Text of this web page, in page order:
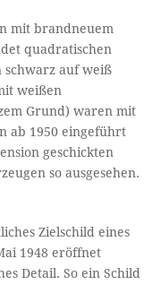
mit brandneuem
quadratischen
auf weiß
weißen
Grund) waren mit
ab 1950 eingeführt
geschickten
so ausgesehen.
Zielschild eines
1948 eröffnet
Detail. So ein Schild